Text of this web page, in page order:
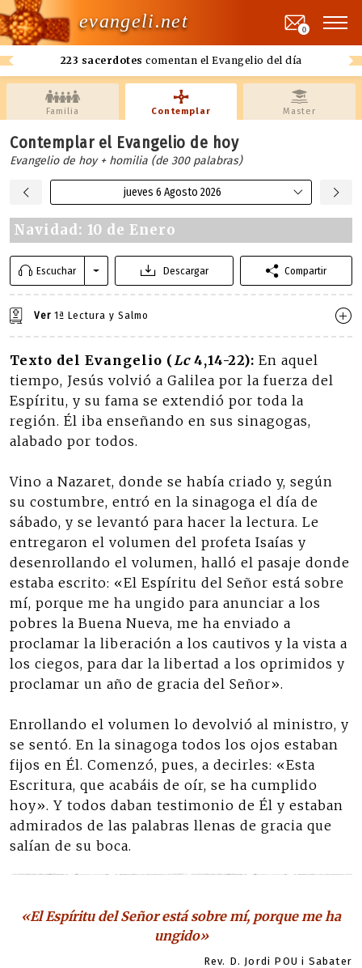
evangeli.net
223 sacerdotes comentan el Evangelio del día
0
Familia Contemplar Master
Contemplar el Evangelio de hoy
Evangelio de hoy + homilia (de 300 palabras)
jueves 6 Agosto 2026
Navidad: 10 de Enero
Escuchar Descargar Compartir
Ver 1ª Lectura y Salmo
Texto del Evangelio (Lc4,14-22): En aquel
tiempo, Jesús volvió a Galilea por la fuerza del
Espíritu, y su fama se extendió por toda la
región. Él iba enseñando en sus sinagogas,
alabado por todos.
Vino a Nazaret, donde se había criado y, según
su costumbre, entró en la sinagoga el día de
sábado, y se levantó para hacer la lectura. Le
entregaron el volumen del profeta Isaías y
desenrollando el volumen, halló el pasaje donde
estaba escrito: «El Espíritu del Señor está sobre
mí, porque me ha ungido para anunciar a los
pobres la Buena Nueva, me ha enviado a
proclamar la liberación a los cautivos y la vista a
los ciegos, para dar la libertad a los oprimidos y
proclamar un año de gracia del Señor».
Enrollando el volumen lo devolvió al ministro, y
se sentó. En la sinagoga todos los ojos estaban
fijos en Él. Comenzó, pues, a decirles: «Esta
Escritura, que acabáis de oír, se ha cumplido
hoy». Y todos daban testimonio de Él y estaban
admirados de las palabras llenas de gracia que
salían de su boca.
«El Espíritu del Señor está sobre mí, porque me ha
ungido»
Rev. D. Jordi POU i Sabater